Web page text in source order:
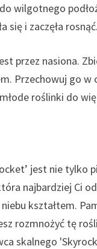
wilgotnego
się i zaczęła rosnąć.
przez nasiona.
Przechowuj go w
roślinki do
jest nie tylko
najbardziej Ci
kształtem.
rozmnożyć tę
skalnego